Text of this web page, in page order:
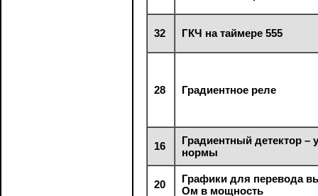
32 ГКЧ на таймере 555
28 Градиентное реле
16
Градиентный детектор –
нормы
20
Графики для перевода
Ом в мощность